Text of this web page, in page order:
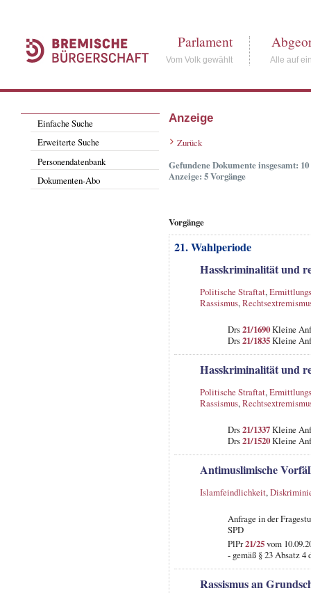
Parlament
Vom Volk gewählt Alle auf
Einfache Suche
Erweiterte Suche
Personendatenbank
Dokumenten-Abo
Anzeige
Zurück
Gefundene Dokumente insgesamt: 10
Anzeige: 5 Vorgänge
Vorgänge
21. Wahlperiode
Hasskriminalität und
Politische Straftat,
Rassismus,
Drs21/1690Kleine
Drs21/1835Kleine
Hasskriminalität und
Politische Straftat,
Rassismus,
Drs21/1337Kleine
Drs21/1520Kleine
Antimuslimische
Islamfeindlichkeit,
Anfrage in der
SPD
PlPr21/25vom
- gemäß § 23 Absatz
Rassismus an